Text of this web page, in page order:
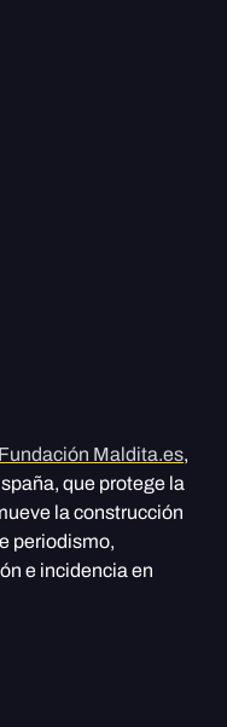
Fundación Maldita.es,
que protege la
la construcción
periodismo,
e incidencia en